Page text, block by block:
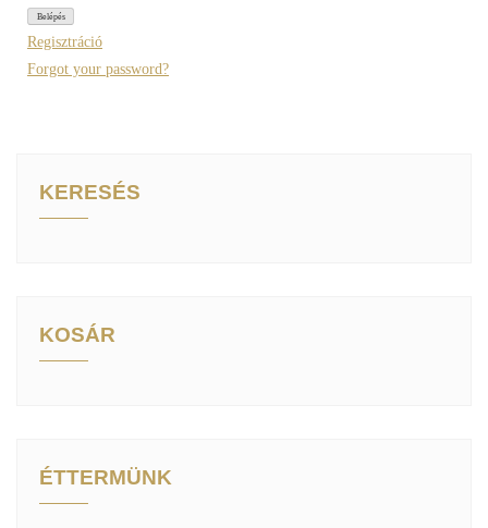
Regisztráció
Forgot your password?
KERESÉS
KOSÁR
ÉTTERMÜNK